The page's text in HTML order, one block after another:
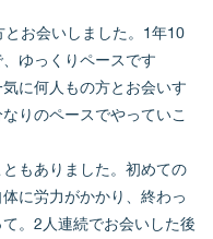
とお会いしました。1年10
ゆっくりペースです
気に何人もの方とお会いす
りのペースでやっていこ
もありました。初めての
に労力がかかり、終わっ
。2人連続でお会いした後